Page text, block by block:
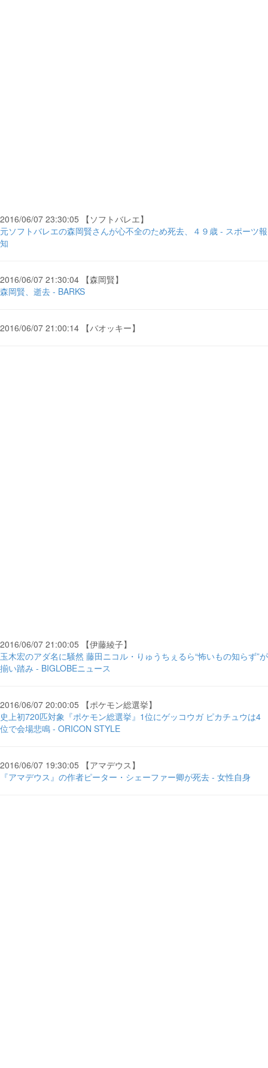
2016/06/07 23:30:05 【ソフトバレエ】
元ソフトバレエの森岡賢さんが心不全のため死去、４９歳 - スポーツ報
知
2016/06/07 21:30:04 【森岡賢】
森岡賢、逝去 - BARKS
2016/06/07 21:00:14 【バオッキー】
2016/06/07 21:00:05 【伊藤綾子】
玉木宏のアダ名に騒然 藤田ニコル・りゅうちぇるら“怖いもの知らず”が
揃い踏み - BIGLOBEニュース
2016/06/07 20:00:05 【ポケモン総選挙】
史上初720匹対象『ポケモン総選挙』1位にゲッコウガ ピカチュウは4
位で会場悲鳴 - ORICON STYLE
2016/06/07 19:30:05 【アマデウス】
『アマデウス』の作者ピーター・シェーファー卿が死去 - 女性自身